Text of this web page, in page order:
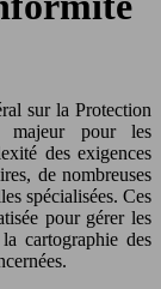
sur la Protection
majeur pour les
des exigences
de nombreuses
spécialisées. Ces
pour gérer les
cartographie des